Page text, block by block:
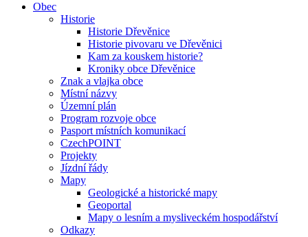
Obec
Historie
Historie Dřevěnice
Historie pivovaru ve Dřevěnici
Kam za kouskem historie?
Kroniky obce Dřevěnice
Znak a vlajka obce
Místní názvy
Územní plán
Program rozvoje obce
Pasport místních komunikací
CzechPOINT
Projekty
Jízdní řády
Mapy
Geologické a historické mapy
Geoportal
Mapy o lesním a mysliveckém hospodářství
Odkazy